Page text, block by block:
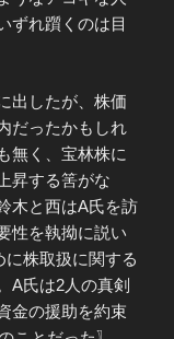
ずれ躓くのは目
出したが、株価
だったかもしれ
無く、宝林株に
昇する筈がな
木と西はA氏を訪
性を執拗に説い
株取扱に関する
A氏は2人の真剣
金の援助を約束